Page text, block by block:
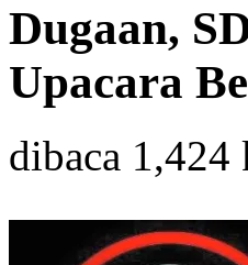
Dugaan,
Upacara
dibaca 1,424